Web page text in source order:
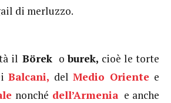
di merluzzo.
il Börek oburek, cioè le torte
Balcani, delMedio Oriente e
nonché dell’Armeniae anche